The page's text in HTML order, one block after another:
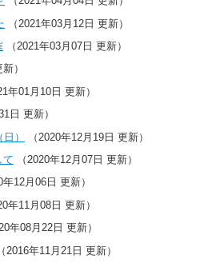
（2021年03月12日 更新）
（2021年03月07日 更新）
）
年01月10日 更新）
日 更新）
）
（2020年12月19日 更新）
て （2020年12月07日 更新）
年12月06日 更新）
年11月08日 更新）
年08月22日 更新）
2016年11月21日 更新）